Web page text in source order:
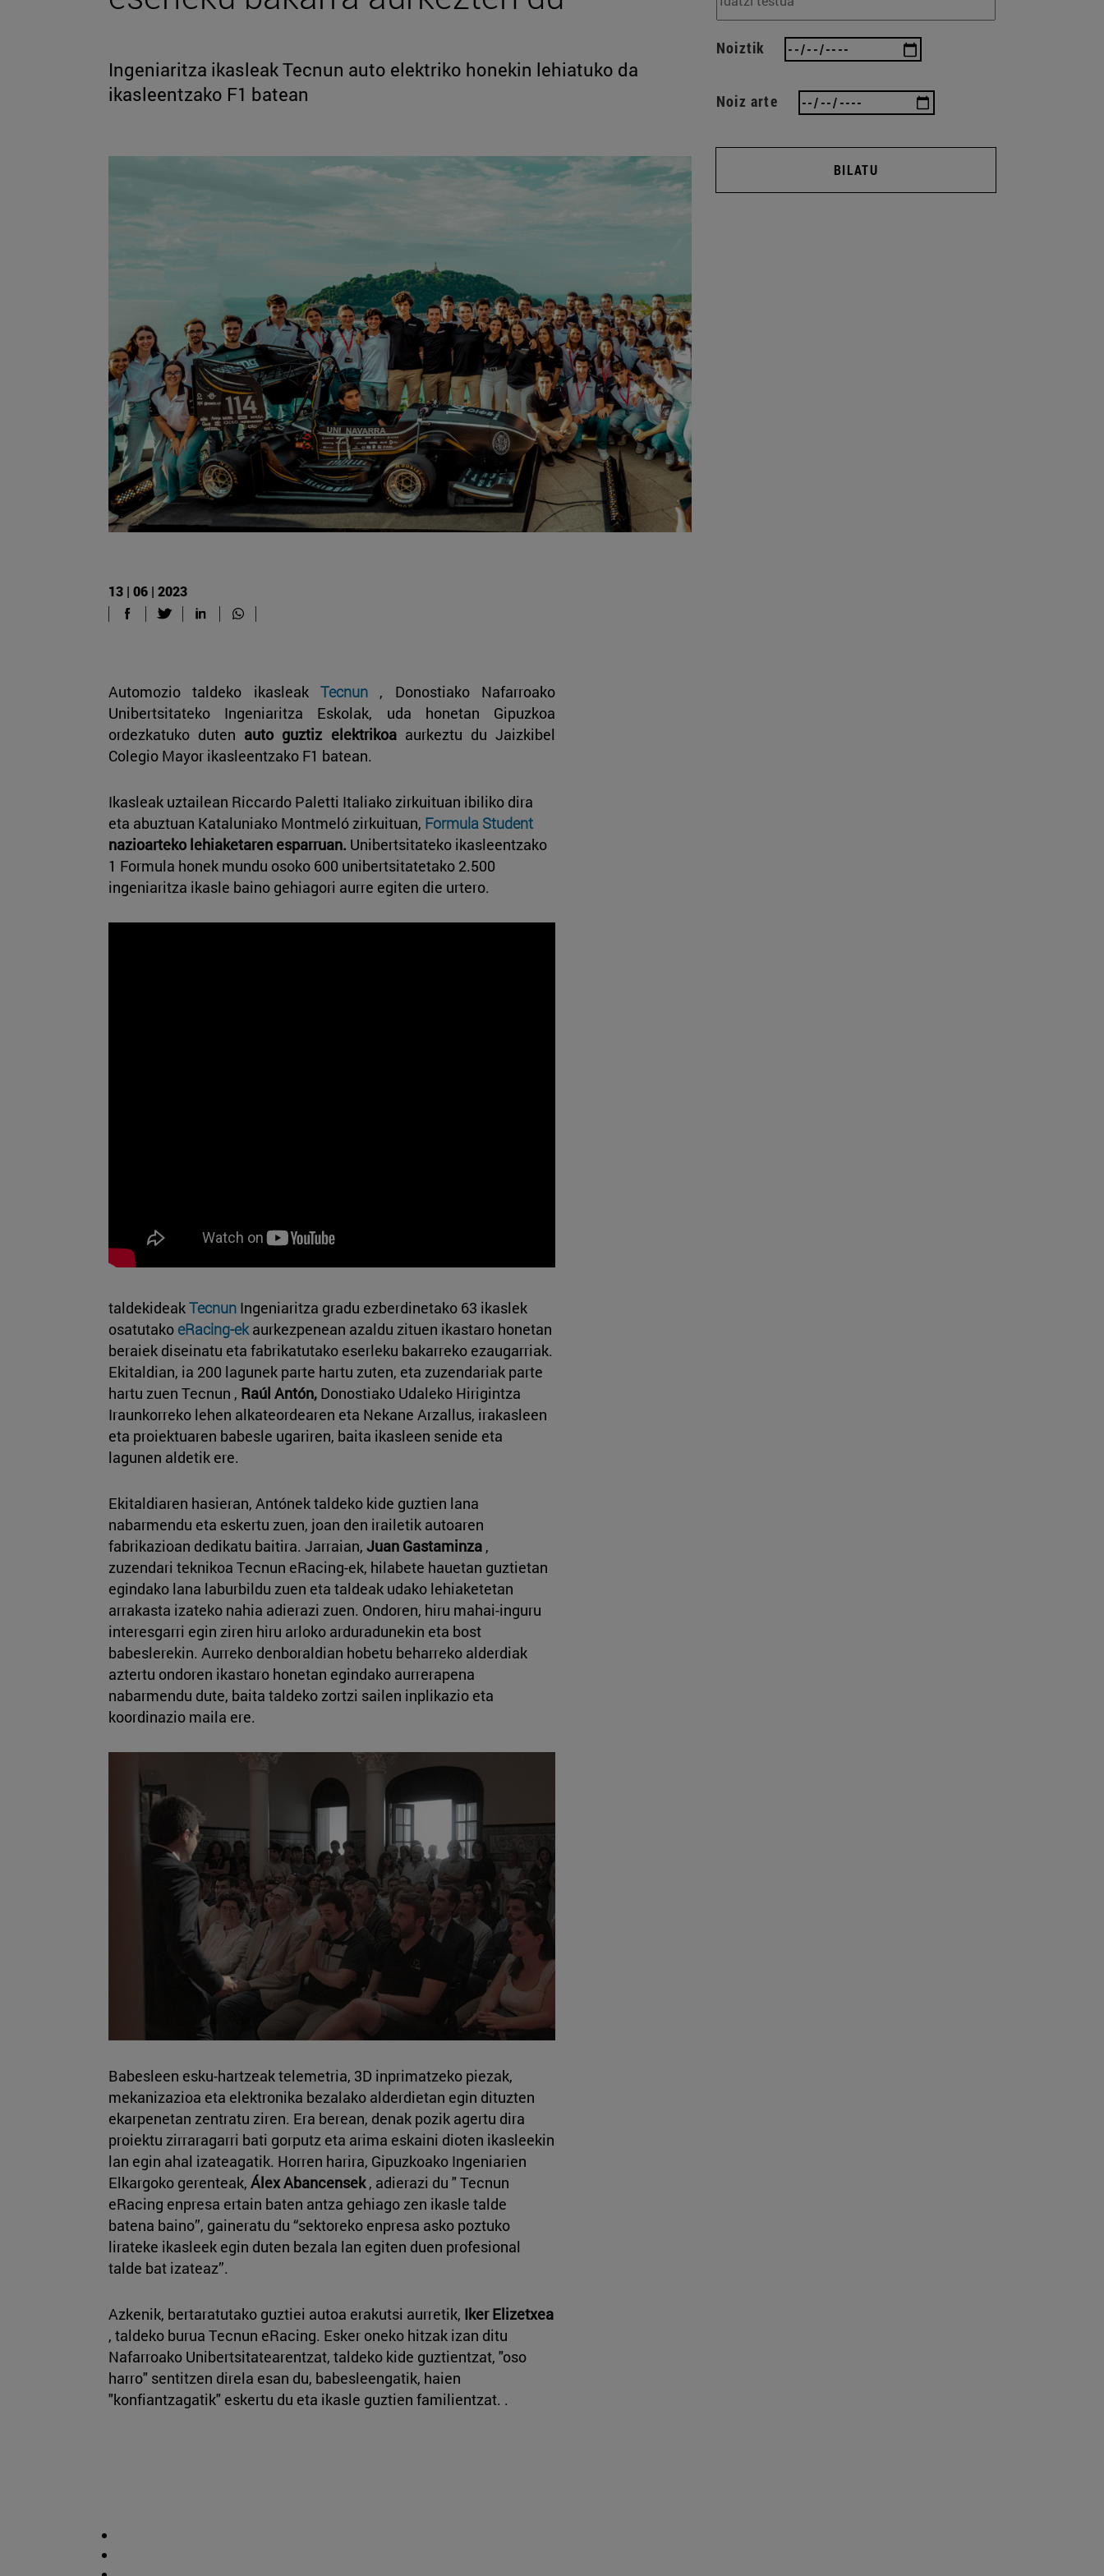
Ingeniaritza ikasleak Tecnun auto elektriko honekin lehiatuko da
ikasleentzako F1 batean
13 | 06 | 2023
Automozio taldeko ikasleak Tecnun , Donostiako Nafarroako
Unibertsitateko Ingeniaritza Eskolak, uda honetan Gipuzkoa
ordezkatuko duten auto guztiz elektrikoaaurkeztu du Jaizkibel
Colegio Mayor ikasleentzako F1 batean.
Ikasleak uztailean Riccardo Paletti Italiako zirkuituan ibiliko dira
eta abuztuan Kataluniako Montmeló zirkuituan, Formula Student
nazioarteko lehiaketaren esparruan. Unibertsitateko ikasleentzako
1 Formula honek mundu osoko 600 unibertsitatetako 2.500
ingeniaritza ikasle baino gehiagori aurre egiten die urtero.
taldekideakTecnun Ingeniaritza gradu ezberdinetako 63 ikaslek
osatutako eRacing-ek aurkezpenean azaldu zituen ikastaro honetan
beraiek diseinatu eta fabrikatutako eserleku bakarreko ezaugarriak.
Ekitaldian, ia 200 lagunek parte hartu zuten, eta zuzendariak parte
hartu zuen Tecnun , Raúl Antón, Donostiako Udaleko Hirigintza
Iraunkorreko lehen alkateordearen eta Nekane Arzallus, irakasleen
eta proiektuaren babesle ugariren, baita ikasleen senide eta
lagunen aldetik ere.
Ekitaldiaren hasieran, Antónek taldeko kide guztien lana
nabarmendu eta eskertu zuen, joan den irailetik autoaren
fabrikazioan dedikatu baitira. Jarraian, Juan Gastaminza ,
zuzendari teknikoa Tecnun eRacing-ek, hilabete hauetan guztietan
egindako lana laburbildu zuen eta taldeak udako lehiaketetan
arrakasta izateko nahia adierazi zuen. Ondoren, hiru mahai-inguru
interesgarri egin ziren hiru arloko arduradunekin eta bost
babeslerekin. Aurreko denboraldian hobetu beharreko alderdiak
aztertu ondoren ikastaro honetan egindako aurrerapena
nabarmendu dute, baita taldeko zortzi sailen inplikazio eta
koordinazio maila ere.
Babesleen esku-hartzeak telemetria, 3D inprimatzeko piezak,
mekanizazioa eta elektronika bezalako alderdietan egin dituzten
ekarpenetan zentratu ziren. Era berean, denak pozik agertu dira
proiektu zirraragarri bati gorputz eta arima eskaini dioten ikasleekin
lan egin ahal izateagatik. Horren harira, Gipuzkoako Ingeniarien
Elkargoko gerenteak, Álex Abancensek, adierazi du " Tecnun
eRacing enpresa ertain baten antza gehiago zen ikasle talde
batena baino”, gaineratu du “sektoreko enpresa asko poztuko
lirateke ikasleek egin duten bezala lan egiten duen profesional
talde bat izateaz”.
Azkenik, bertaratutako guztiei autoa erakutsi aurretik, Iker Elizetxea
, taldeko burua Tecnun eRacing. Esker oneko hitzak izan ditu
Nafarroako Unibertsitatearentzat, taldeko kide guztientzat, "oso
harro" sentitzen direla esan du, babesleengatik, haien
"konfiantzagatik" eskertu du eta ikasle guztien familientzat. .
Noiztik
Noiz arte
BILATU